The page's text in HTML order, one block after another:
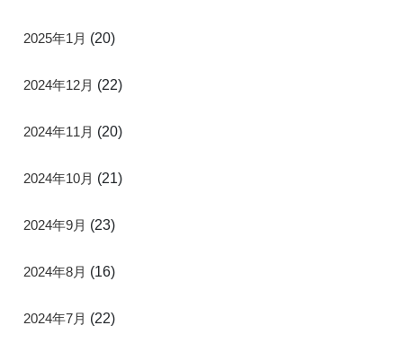
2025年1月 (20)
2024年12月 (22)
2024年11月 (20)
2024年10月 (21)
2024年9月 (23)
2024年8月 (16)
2024年7月 (22)